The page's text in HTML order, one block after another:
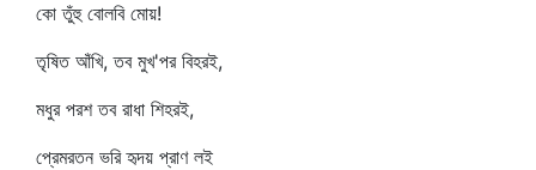
কো তুঁহু বোলবি মোয়!
তৃষিত আঁখি, তব মুখ'পর বিহরই,
মধুর পরশ তব রাধা শিহরই,
প্রেমরতন ভরি হৃদয় প্রাণ লই